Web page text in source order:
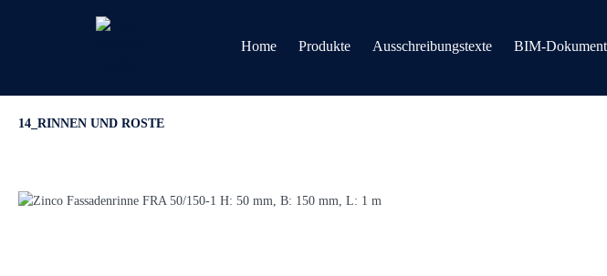
Home Produkte Ausschreibungstexte BIM-
14_RINNEN UND ROSTE